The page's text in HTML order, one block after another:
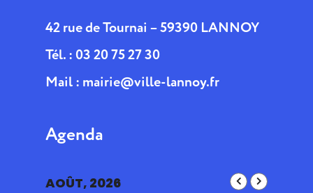
42 rue de Tournai – 59390 LANNOY
Tél. : 03 20 75 27 30
Mail : mairie@ville-lannoy.fr
Agenda
AOÛT, 2026